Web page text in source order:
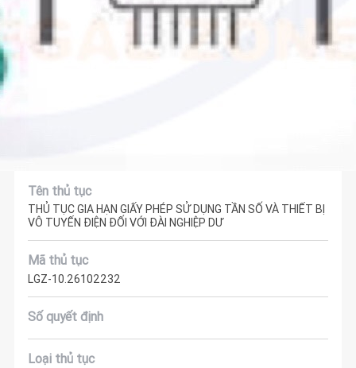
Tên thủ tục
THỦ TỤC GIA HẠN GIẤY PHÉP SỬ DỤNG TẦN SỐ VÀ THIẾT BỊ
VÔ TUYẾN ĐIỆN ĐỐI VỚI ĐÀI NGHIỆP DƯ
Mã thủ tục
LGZ-10.26102232
Số quyết định
Loại thủ tục